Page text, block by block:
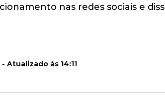
nas redes sociais e
Atualizado às 14:11